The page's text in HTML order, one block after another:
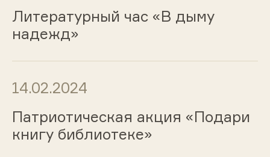
Литературный час «В дыму
надежд»
14.02.2024
Патриотическая акция «Подари
книгу библиотеке»